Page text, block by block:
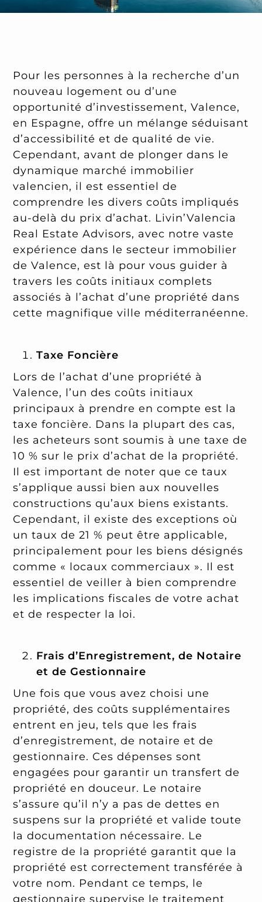
Pour les personnes à la recherche d’un
nouveau logement ou d’une
opportunité d’investissement, Valence,
en Espagne, offre un mélange séduisant
d’accessibilité et de qualité de vie.
Cependant, avant de plonger dans le
dynamique marché immobilier
valencien, il est essentiel de
comprendre les divers coûts impliqués
au-delà du prix d’achat. Livin’Valencia
Real Estate Advisors, avec notre vaste
expérience dans le secteur immobilier
de Valence, est là pour vous guider à
travers les coûts initiaux complets
associés à l’achat d’une propriété dans
cette magnifique ville méditerranéenne.
Taxe Foncière
Lors de l’achat d’une propriété à
Valence, l’un des coûts initiaux
principaux à prendre en compte est la
taxe foncière. Dans la plupart des cas,
les acheteurs sont soumis à une taxe de
10 % sur le prix d’achat de la propriété.
Il est important de noter que ce taux
s’applique aussi bien aux nouvelles
constructions qu’aux biens existants.
Cependant, il existe des exceptions où
un taux de 21 % peut être applicable,
principalement pour les biens désignés
comme « locaux commerciaux ». Il est
essentiel de veiller à bien comprendre
les implications fiscales de votre achat
et de respecter la loi.
Frais d’Enregistrement, de Notaire
et de Gestionnaire
Une fois que vous avez choisi une
propriété, des coûts supplémentaires
entrent en jeu, tels que les frais
d’enregistrement, de notaire et de
gestionnaire. Ces dépenses sont
engagées pour garantir un transfert de
propriété en douceur. Le notaire
s’assure qu’il n’y a pas de dettes en
suspens sur la propriété et valide toute
la documentation nécessaire. Le
registre de la propriété garantit que la
propriété est correctement transférée à
votre nom. Pendant ce temps, le
gestionnaire supervise le traitement